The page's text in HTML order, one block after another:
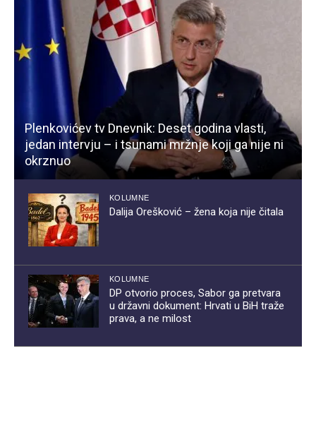
Plenkovićev tv Dnevnik: Deset godina vlasti,
jedan intervju – i tsunami mržnje koji ga nije ni
okrznuo
KOLUMNE
Dalija Orešković – žena koja nije čitala
KOLUMNE
DP otvorio proces, Sabor ga pretvara
u državni dokument: Hrvati u BiH traže
prava, a ne milost